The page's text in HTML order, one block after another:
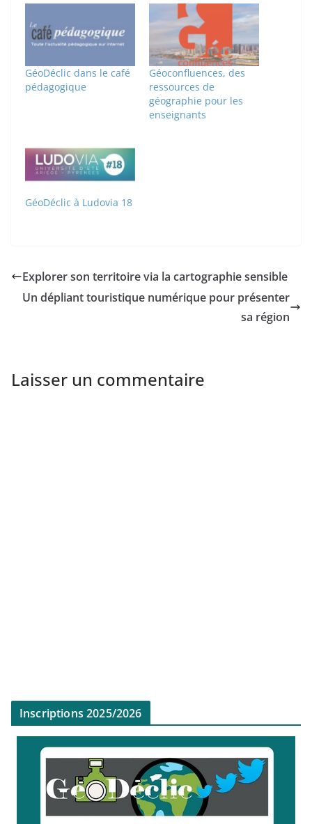
GéoDéclic dans le café
pédagogique
Géoconfluences, des
ressources de
géographie pour les
enseignants
GéoDéclic à Ludovia 18
Explorer son territoire via la cartographie sensible
Un dépliant touristique numérique pour présenter
sa région
Laisser un commentaire
Inscriptions 2025/2026